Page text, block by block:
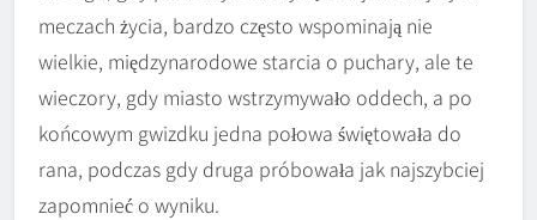
meczach życia, bardzo często wspominają nie
wielkie, międzynarodowe starcia o puchary, ale te
wieczory, gdy miasto wstrzymywało oddech, a po
końcowym gwizdku jedna połowa świętowała do
rana, podczas gdy druga próbowała jak najszybciej
zapomnieć o wyniku.